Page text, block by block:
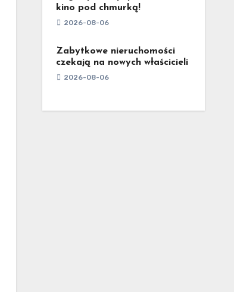
kino pod chmurką!
2026-08-06
Zabytkowe nieruchomości
czekają na nowych właścicieli
2026-08-06